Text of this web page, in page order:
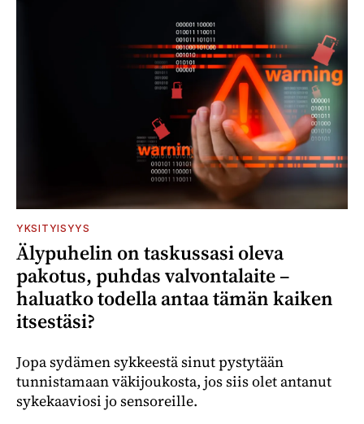
YKSITYISYYS
Älypuhelin on taskussasi oleva
pakotus, puhdas valvontalaite –
haluatko todella antaa tämän kaiken
itsestäsi?
Jopa sydämen sykkeestä sinut pystytään
tunnistamaan väkijoukosta, jos siis olet antanut
sykekaaviosi jo sensoreille.